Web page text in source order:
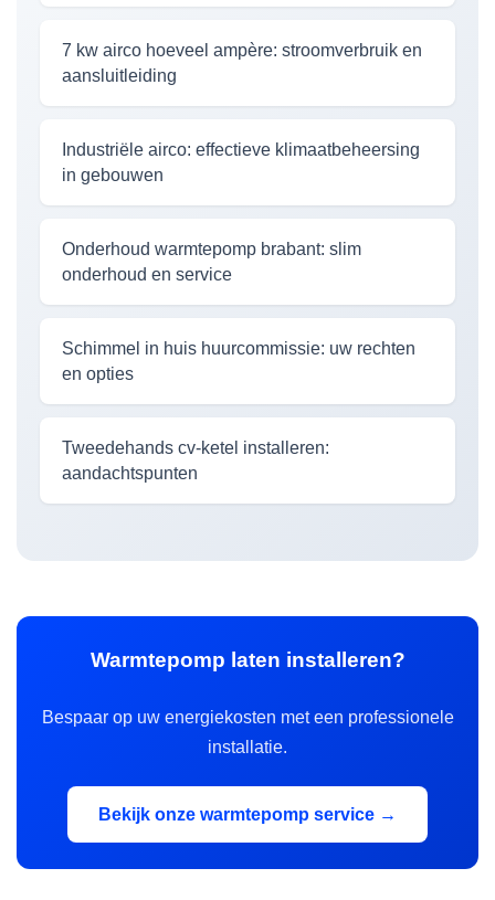
7 kw airco hoeveel ampère: stroomverbruik en
aansluitleiding
Industriële airco: effectieve klimaatbeheersing
in gebouwen
Onderhoud warmtepomp brabant: slim
onderhoud en service
Schimmel in huis huurcommissie: uw rechten
en opties
Tweedehands cv-ketel installeren:
aandachtspunten
Warmtepomp laten installeren?
Bespaar op uw energiekosten met een professionele
installatie.
Bekijk onze warmtepomp service →